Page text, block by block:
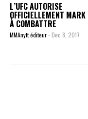
L’UFC AUTORISE
OFFICIELLEMENT MARK
À COMBATTRE
MMAnytt éditeur- Dec 8, 2017